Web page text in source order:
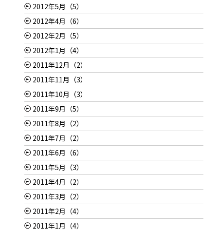
2012年5月（5）
2012年4月（6）
2012年2月（5）
2012年1月（4）
2011年12月（2）
2011年11月（3）
2011年10月（3）
2011年9月（5）
2011年8月（2）
2011年7月（2）
2011年6月（6）
2011年5月（3）
2011年4月（2）
2011年3月（2）
2011年2月（4）
2011年1月（4）